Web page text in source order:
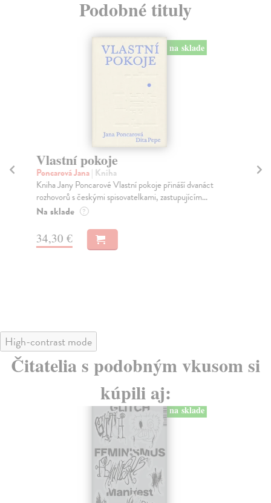
Podobné tituly
na sklade
Vlastní pokoje
Poncarová Jana| Kniha
Kniha Jany Poncarové Vlastní pokoje přináší dvanáct
rozhovorů s českými spisovatelkami, zastupujícím...
Na sklade ?
34,30 €
High-contrast mode
Čitatelia s podobným vkusom si
kúpili aj:
na sklade